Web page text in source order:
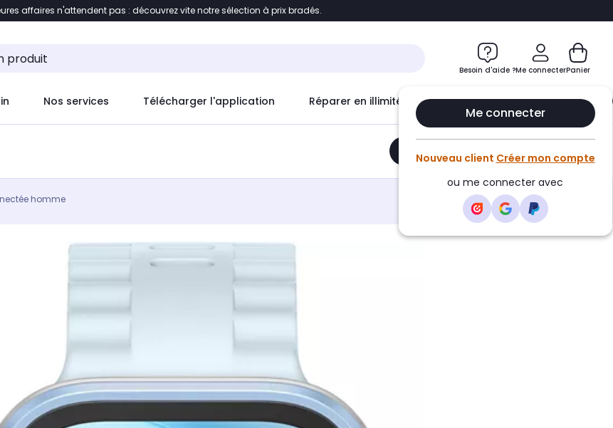
au contenu Accéder directement au pied de page Accéder directement au chatbot
affaires n'attendent pas : découvrez vite notre sélection à prix bradés.
Besoin d'aide ?Me connecter
Me connecter
Nouveau client Créer mon compte
ou me connecter avec
Panier
Nos services Télécharger l'application Réparer en illimité avec Le Club Infinity
Ajouter au panier
homme